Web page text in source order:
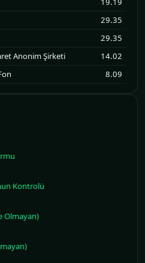
29.35
29.35
Anonim Şirketi
14.02
8.09
Kontrolü
Olmayan)